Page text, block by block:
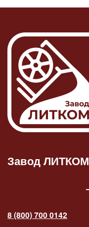
Завод ЛИТКОМ
8 (800) 700 0142